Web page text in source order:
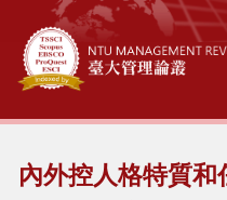
內外控人格特質